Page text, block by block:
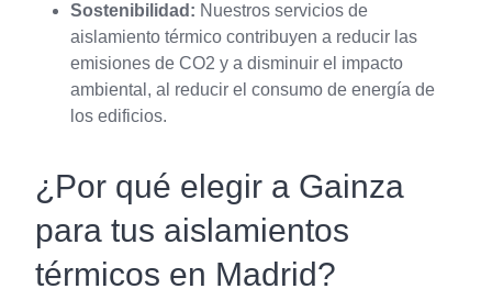
Sostenibilidad: Nuestros servicios de
aislamiento térmico contribuyen a reducir las
emisiones de CO2 y a disminuir el impacto
ambiental, al reducir el consumo de energía de
los edificios.
¿Por qué elegir a Gainza
para tus aislamientos
térmicos en Madrid?